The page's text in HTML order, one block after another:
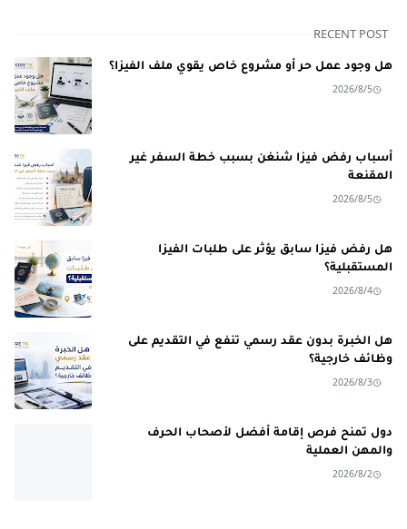
RECENT POST
هل وجود عمل حر أو مشروع خاص يقوي ملف الفيزا؟
2026/8/5
أسباب رفض فيزا شنغن بسبب خطة السفر غير
المقنعة
2026/8/5
هل رفض فيزا سابق يؤثر على طلبات الفيزا
المستقبلية؟
2026/8/4
هل الخبرة بدون عقد رسمي تنفع في التقديم على
وظائف خارجية؟
2026/8/3
دول تمنح فرص إقامة أفضل لأصحاب الحرف
والمهن العملية
2026/8/2